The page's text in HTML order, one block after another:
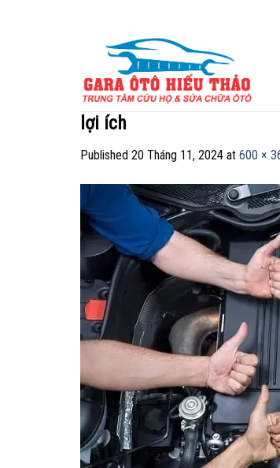
lợi ích
Published 20 Tháng 11, 2024 at 600 ×